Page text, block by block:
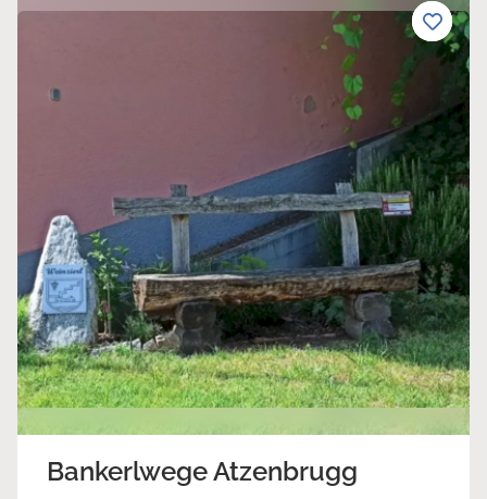
Bankerlwege Atzenbrugg